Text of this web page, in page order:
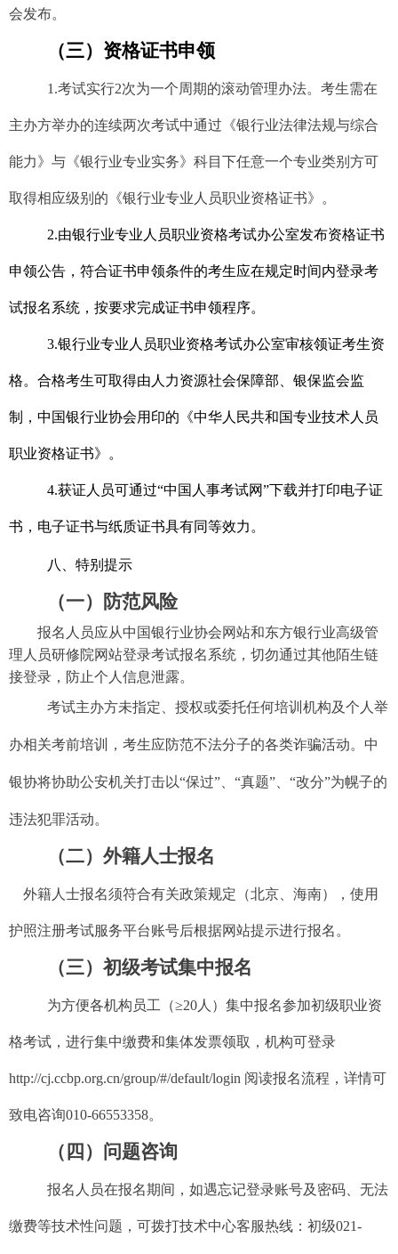
会发布。
（三）资格证书申领
1.考试实行2次为一个周期的滚动管理办法。考生需在
主办方举办的连续两次考试中通过《银行业法律法规与综合
能力》与《银行业专业实务》科目下任意一个专业类别方可
取得相应级别的《银行业专业人员职业资格证书》。
2.由银行业专业人员职业资格考试办公室发布资格证书
申领公告，符合证书申领条件的考生应在规定时间内登录考
试报名系统，按要求完成证书申领程序。
3.银行业专业人员职业资格考试办公室审核领证考生资
格。合格考生可取得由人力资源社会保障部、银保监会监
制，中国银行业协会用印的《中华人民共和国专业技术人员
职业资格证书》。
4.获证人员可通过“中国人事考试网”下载并打印电子证
书，电子证书与纸质证书具有同等效力。
八 、特别提示
（一）防范风险
报名人员应从中国银行业协会网站和东方银行业高级管
理人员研修院网站登录考试报名系统，切勿通过其他陌生链
接登录， 防止个人信息泄露。
考试主办方未指定、授权或委托任何培训机构及个人举
办相关考前培训，考生应防范不法分子的各类诈骗活动。 中
银协将协助公安机关打击以“保过”、“真题”、“改分”为幌子的
违法犯罪活动。
（二）外籍人士报名
外籍人士报名须符合有关政策规定（北京、海南） ，使用
护照注册考试服务平台账号后根据网站提示进行报名。
（三）初级考试集中报名
为方便各机构员工（≥20人）集中报名参加初级职业资
格考试，进行集中缴费和集体发票领取，机构可登录
http://cj.ccbp.org.cn/group/#/default/login 阅读报名流程，详情可
致电咨询010-66553358。
（四）问题咨询
报名人员在报名期间，如遇忘记登录账号及密码、无法
缴费等技术性问题，可拨打技术中心客服热线：初级021-